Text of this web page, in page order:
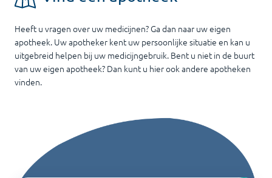
Heeft u vragen over uw medicijnen? Ga dan naar uw eigen
apotheek. Uw apotheker kent uw persoonlijke situatie en kan u
uitgebreid helpen bij uw medicijngebruik. Bent u niet in de buurt
van uw eigen apotheek? Dan kunt u hier ook andere apotheken
vinden.